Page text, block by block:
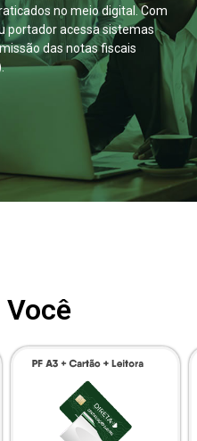
no meio digital. Com
portador acessa sistemas
das notas fiscais
Você